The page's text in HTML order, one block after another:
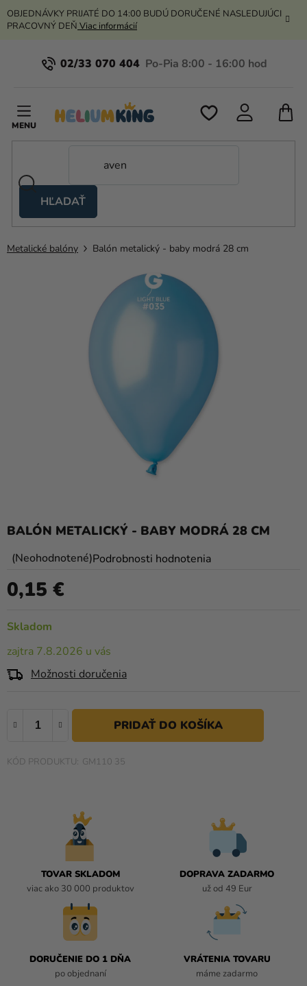
Prejsť
na
OBJEDNÁVKY PRIJATÉ DO 14:00 BUDÚ DORUČENÉ NASLEDUJÚCI
PRACOVNÝ DEŇ Viac informácií
02/33 070 404
HĽADAŤ
stany
Kanekalon
Oblečenie
Darčeky
a merch
Sviatky
Kreatívne
Personalizované
produkty
Témy
Blog
Kontakt
Metalické balóny Balón metalický - baby modrá 28 cm
BALÓN METALICKÝ - BABY MODRÁ 28 CM
Priemerné
produktu
0,0
5
hviezdičiek.
NeohodnotenéPodrobnosti hodnotenia
Skladom
zajtra 7.8.2026 u vás
Možnosti doručenia
0,15 €
GM110 35
TOVAR SKLADOM
viac ako 30 000 produktov
DOPRAVA ZADARMO
už od 49 Eur
DORUČENIE DO 1 DŇA
po objednaní
VRÁTENIA TOVARU
máme zadarmo